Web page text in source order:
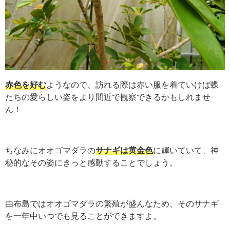
赤色を好むようなので、訪れる際は赤い服を着ていけば蝶
たちの愛らしい姿をより間近で観察できるかもしれませ
ん！
ちなみにオオゴマダラのサナギは黄金色に輝いていて、神
秘的なその姿にきっと感動することでしょう。
由布島ではオオゴマダラの繁殖が盛んなため、そのサナギ
を一年中いつでも見ることができますよ。